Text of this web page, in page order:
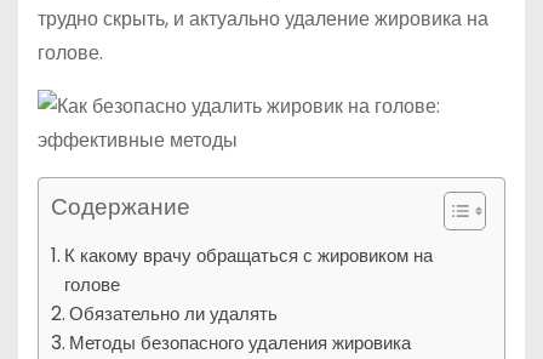
трудно скрыть, и актуально удаление жировика на
голове.
Содержание
К какому врачу обращаться с жировиком на
голове
Обязательно ли удалять
Методы безопасного удаления жировика